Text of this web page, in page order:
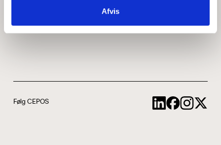
Afvis
Følg CEPOS